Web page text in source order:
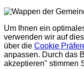
Um Ihnen ein
verwenden wir auf
über die Cookie
anpassen. Durch das
akzeptieren" stimmen